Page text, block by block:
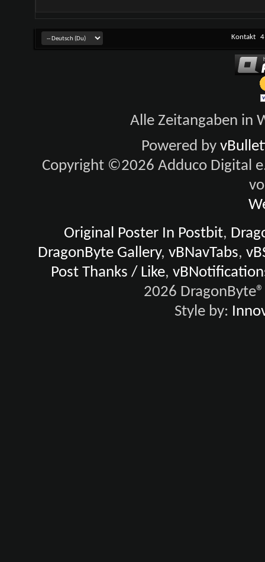
Kontakt
Alle Zeitangaben in
Powered by
Copyright ©2026 Adduco Digital
Original Poster In Postbit,
DragonByte Gallery,vBNavTabs,
Post Thanks / Like,
2026
Style by: